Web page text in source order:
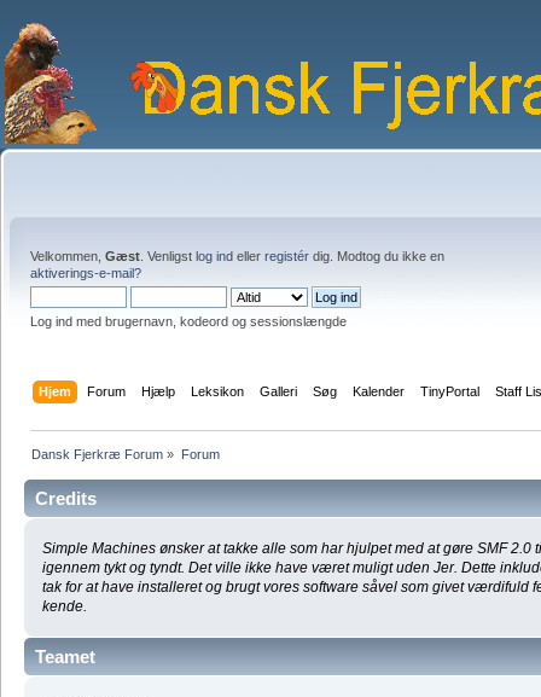
Velkommen, Gæst . Venligst log ind eller registér dig. Modtog du ikke en
aktiverings-e-mail?
Log ind med brugernavn, kodeord og sessionslængde
Hjem Forum Hjælp Leksikon Galleri Søg Kalender TinyPortal Staff
Dansk Fjerkræ Forum » Forum
Credits
Simple Machines ønsker at takke alle som har hjulpet med at gøre SMF
igennem tykt og tyndt. Det ville ikke have været muligt uden Jer. Dette
tak for at have installeret og brugt vores software såvel som givet værdifuld
kende.
Teamet